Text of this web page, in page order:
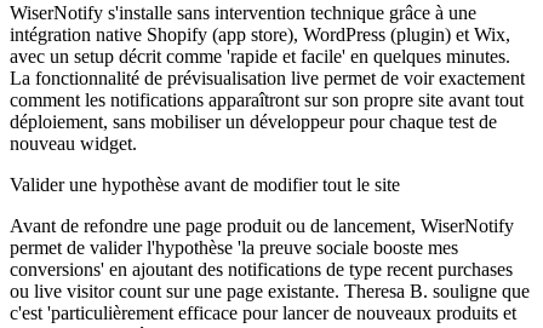
WiserNotify s'installe sans intervention technique grâce à une
intégration native Shopify (app store), WordPress (plugin) et Wix,
avec un setup décrit comme 'rapide et facile' en quelques minutes.
La fonctionnalité de prévisualisation live permet de voir exactement
comment les notifications apparaîtront sur son propre site avant tout
déploiement, sans mobiliser un développeur pour chaque test de
nouveau widget.
Valider une hypothèse avant de modifier tout le site
Avant de refondre une page produit ou de lancement, WiserNotify
permet de valider l'hypothèse 'la preuve sociale booste mes
conversions' en ajoutant des notifications de type recent purchases
ou live visitor count sur une page existante. Theresa B. souligne que
c'est 'particulièrement efficace pour lancer de nouveaux produits et